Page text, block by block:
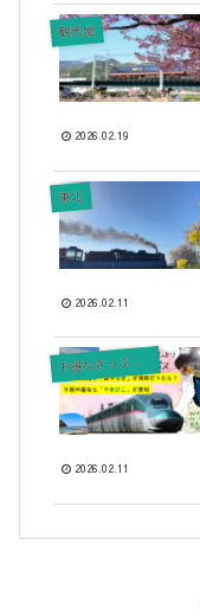
観光地
2026.02.19
東北
2026.02.11
お
得なきっぷ情報
2026.02.11